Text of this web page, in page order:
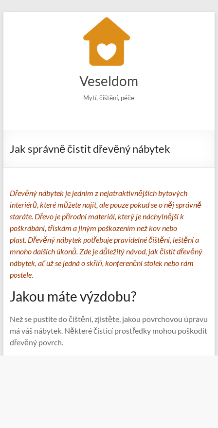
Veseldom
Mytí, čištění, péče
Jak správně čistit dřevěný nábytek
Dřevěný nábytek je jedním z nejatraktivnějších bytových
interiérů, které můžete najít, ale pouze pokud se o něj správně
staráte. Dřevo je přírodní materiál, který je náchylnější k
poškrábání, třískám a jiným poškozením než kov nebo
plast. Dřevěný nábytek potřebuje pravidelné čištění, leštění a
mnoho dalších úkonů. Zde je důležitý návod, jak čistit dřevěný
nábytek, ať už se jedná o skříň, konferenční stolek nebo rám
postele.
Jakou máte výzdobu?
Než se pustíte do čištění, zjistěte, jakou povrchovou úpravu
má váš nábytek. Některé čisticí prostředky mohou poškodit
dřevěný povrch.